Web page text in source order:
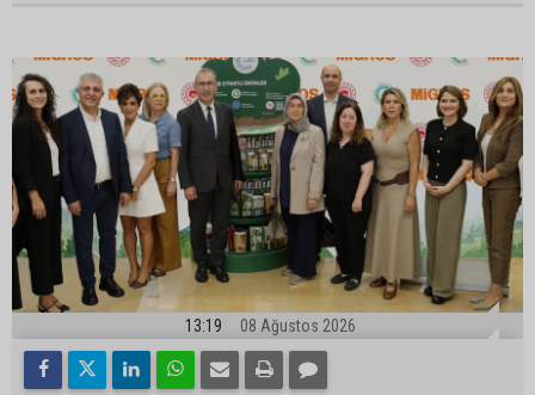
13:19 08 Ağustos 2026